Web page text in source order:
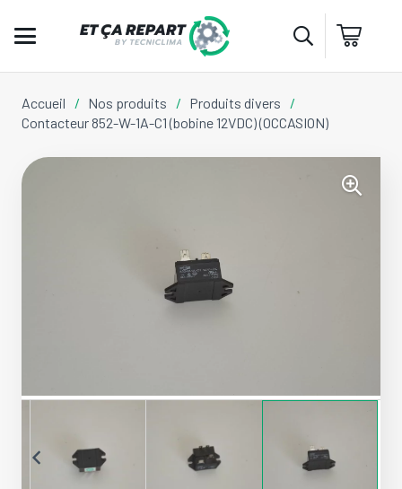
Accueil / Nos produits / Produits divers
/
Contacteur 852-W-1A-C1 (bobine 12VDC) (OCCASION)